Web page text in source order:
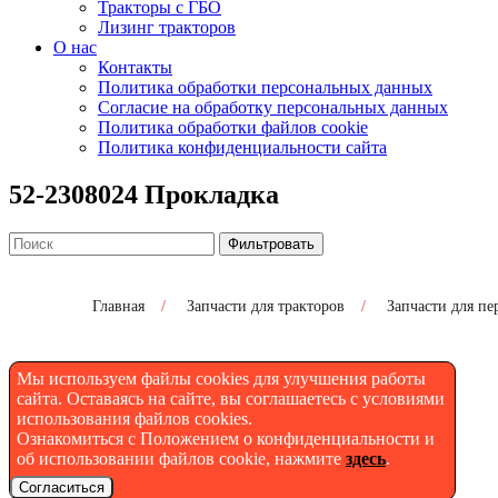
Мы используем файлы cookies для улучшения работы
сайта. Оставаясь на сайте, вы соглашаетесь с условиями
использования файлов cookies.
Ознакомиться с Положением о конфиденциальности и
об использовании файлов cookie, нажмите здесь.
Согласиться
Тракторы с ГБО
Лизинг тракторов
О нас
Контакты
Политика обработки персональных данных
Согласие на обработку персональных данных
Политика обработки файлов cookie
Политика конфиденциальности сайта
52-2308024 Прокладка
Фильтровать
Главная / Запчасти для тракторов / Запчасти для
52-2308024 Прокладка